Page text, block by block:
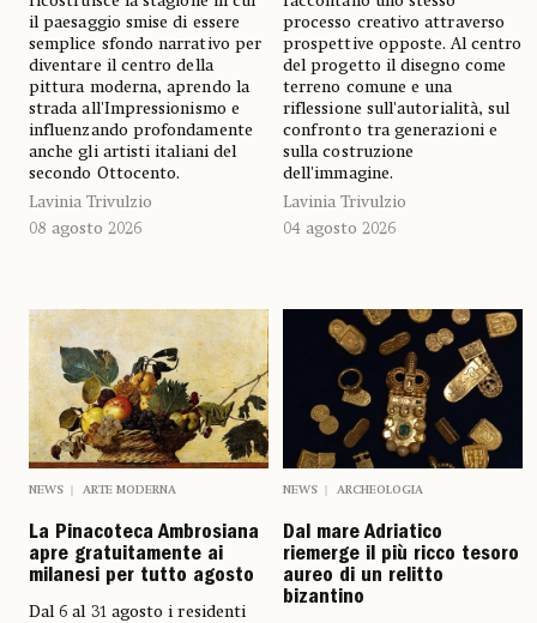
il paesaggio smise di essere
semplice sfondo narrativo per
diventare il centro della
pittura moderna, aprendo la
strada all'Impressionismo e
influenzando profondamente
anche gli artisti italiani del
secondo Ottocento.
Lavinia Trivulzio
08 agosto 2026
processo creativo attraverso
prospettive opposte. Al centro
del progetto il disegno come
terreno comune e una
riflessione sull'autorialità, sul
confronto tra generazioni e
sulla costruzione
dell'immagine.
Lavinia Trivulzio
04 agosto 2026
NEWS ARTE MODERNA
La Pinacoteca Ambrosiana
apre gratuitamente ai
milanesi per tutto agosto
Dal 6 al 31 agosto i residenti
NEWS ARCHEOLOGIA
Dal mare Adriatico
riemerge il più ricco tesoro
aureo di un relitto
bizantino